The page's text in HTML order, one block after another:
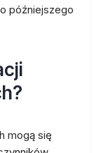
późniejszego
mogą się